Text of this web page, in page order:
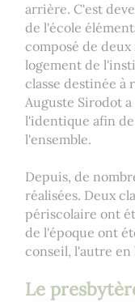
arrière. C'est
de l'école
composé de
logement de
classe destinée à
Auguste Sirodot
l'identique afin
l'ensemble.
Depuis, de
réalisées. Deux
périscolaire ont
de l'époque ont
conseil, l'autre
Le